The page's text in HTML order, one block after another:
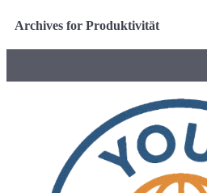
Archives for Produktivität